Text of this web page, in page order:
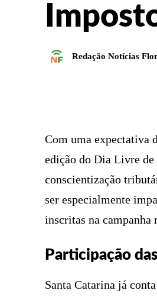
Redação Notícias
Com uma expectativa
edição do Dia Livre
conscientização
ser especialmente
inscritas na campanha
Participação
Santa Catarina já